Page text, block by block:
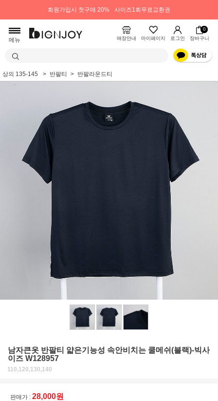
회원가입시 첫구매 20% 사이즈1회무료교환권
메뉴 매장안내 마이페이지 로그인
0
장바구니
상의 135-145 반팔티 반팔라운드티
남자큰옷 반팔티 얇은기능성 속안비치는 쿨메쉬(블랙)-빅사
이즈 W128957
110,120,130,140
판매가 : 28,000원